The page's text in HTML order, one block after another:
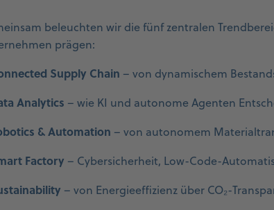
beleuchten wir die fünf zentralen
prägen:
Supply Chain – von dynamischem
Analytics – wie KI und autonome Agenten
& Automation – von autonomem
Factory – Cybersicherheit, Low-Code-
– von Energieeffizienz über CO₂-